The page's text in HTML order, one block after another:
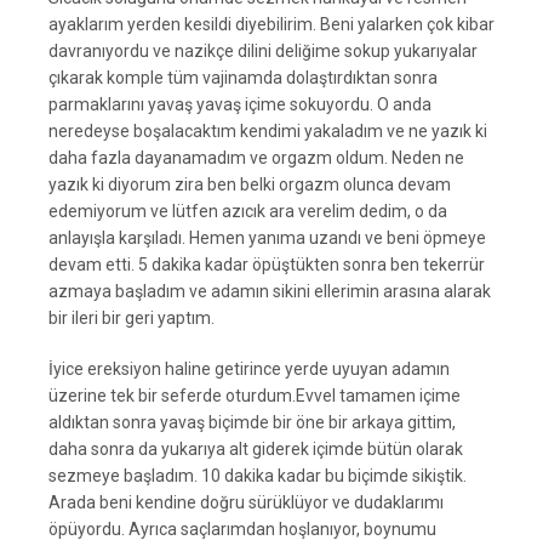
ayaklarım yerden kesildi diyebilirim. Beni yalarken çok kibar
davranıyordu ve nazikçe dilini deliğime sokup yukarıyalar
çıkarak komple tüm vajinamda dolaştırdıktan sonra
parmaklarını yavaş yavaş içime sokuyordu. O anda
neredeyse boşalacaktım kendimi yakaladım ve ne yazık ki
daha fazla dayanamadım ve orgazm oldum. Neden ne
yazık ki diyorum zira ben belki orgazm olunca devam
edemiyorum ve lütfen azıcık ara verelim dedim, o da
anlayışla karşıladı. Hemen yanıma uzandı ve beni öpmeye
devam etti. 5 dakika kadar öpüştükten sonra ben tekerrür
azmaya başladım ve adamın sikini ellerimin arasına alarak
bir ileri bir geri yaptım.
İyice ereksiyon haline getirince yerde uyuyan adamın
üzerine tek bir seferde oturdum.Evvel tamamen içime
aldıktan sonra yavaş biçimde bir öne bir arkaya gittim,
daha sonra da yukarıya alt giderek içimde bütün olarak
sezmeye başladım. 10 dakika kadar bu biçimde sikiştik.
Arada beni kendine doğru sürüklüyor ve dudaklarımı
öpüyordu. Ayrıca saçlarımdan hoşlanıyor, boynumu